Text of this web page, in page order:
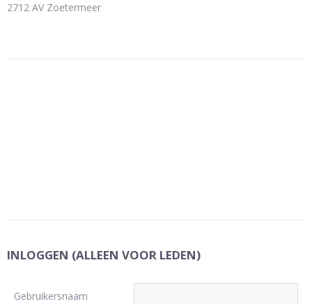
2712 AV Zoetermeer
INLOGGEN (ALLEEN VOOR LEDEN)
Gebruikersnaam